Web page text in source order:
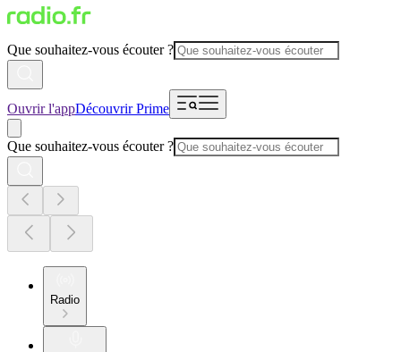
Que souhaitez-vous écouter ?
Ouvrir l'appDécouvrir Prime
Que souhaitez-vous écouter ?
Radio